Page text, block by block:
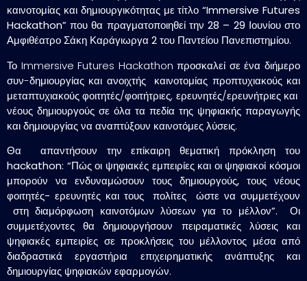
καινοτομίας και δημιουργικότητας με τίτλο“Immersive Futures
Hackathon”που θα πραγματοποιηθεί την28 – 29 Ιουνίουστο
Αμφιθέατρο Σάκη Καράγιωργα 2 του Παντείου Πανεπιστημίου.
Το Immersive Futures Hackathon προσκαλεί σε ένα διήμερο
συν-δημιουργίας και ανοιχτής καινοτομίας προπτυχιακούς και
μεταπτυχιακούς φοιτητές/φοιτήτριες, ερευνητές/ερευνήτριες και
νέους δημιουργούς σε όλα τα πεδία της ψηφιακής παραγωγής
και δημιουργίας να αναπτύξουν καινοτόμες λύσεις.
Θα
απαντήσουν την επίκαιρη θεματική πρόκληση του
hackathon: “Πώς οι ψηφιακές εμπειρίες και οι ψηφιακοί κόσμοι
μπορούν να ενδυναμώσουν τους δημιουργούς, τους νέους
φοιτητές- ερευνητές και τους πολίτες ώστε να συμμετέχουν
στη διαμόρφωση καινοτόμων λύσεων για το μέλλον”. Οι
συμμετέχοντες θα δημιουργήσουν πειραματικές λύσεις και
ψηφιακές εμπειρίες σε προκλήσεις του μέλλοντος μέσα από
διαδραστικά εργαστήρια επιχειρηματικής ανάπτυξης και
δημιουργίας ψηφιακών εφαρμογών.